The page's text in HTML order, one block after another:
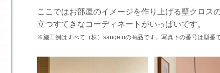
ここではお部屋のイメージを作り上げる壁クロス
立つすてきなコーディネートがいっぱいです。
※施工例はすべて（株）sangetuの商品です。写真下の番号は型番